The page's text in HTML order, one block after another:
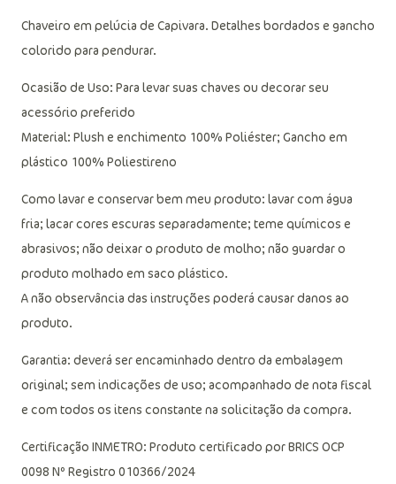
Chaveiro em pelúcia de Capivara. Detalhes bordados e gancho
colorido para pendurar.
Ocasião de Uso: Para levar suas chaves ou decorar seu
acessório preferido
Material: Plush e enchimento 100% Poliéster; Gancho em
plástico 100% Poliestireno
Como lavar e conservar bem meu produto: lavar com água
fria; lacar cores escuras separadamente; teme químicos e
abrasivos; não deixar o produto de molho; não guardar o
produto molhado em saco plástico.
A não observância das instruções poderá causar danos ao
produto.
Garantia: deverá ser encaminhado dentro da embalagem
original; sem indicações de uso; acompanhado de nota fiscal
e com todos os itens constante na solicitação da compra.
Certificação INMETRO: Produto certificado por BRICS OCP
0098 Nº Registro 010366/2024